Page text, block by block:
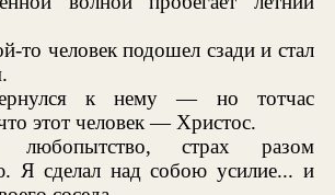
то человек подошел сзади и стал
к нему — но тотчас
этот человек — Христос.
любопытство, страх разом
Я сделал над собою усилие... и